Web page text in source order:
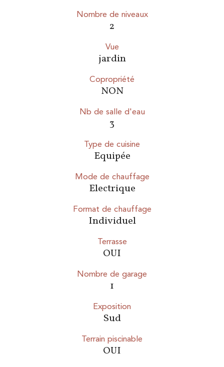
Nombre de niveaux
2
Vue
jardin
Copropriété
NON
Nb de salle d'eau
3
Type de cuisine
Equipée
Mode de chauffage
Electrique
Format de chauffage
Individuel
Terrasse
OUI
Nombre de garage
1
Exposition
Sud
Terrain piscinable
OUI